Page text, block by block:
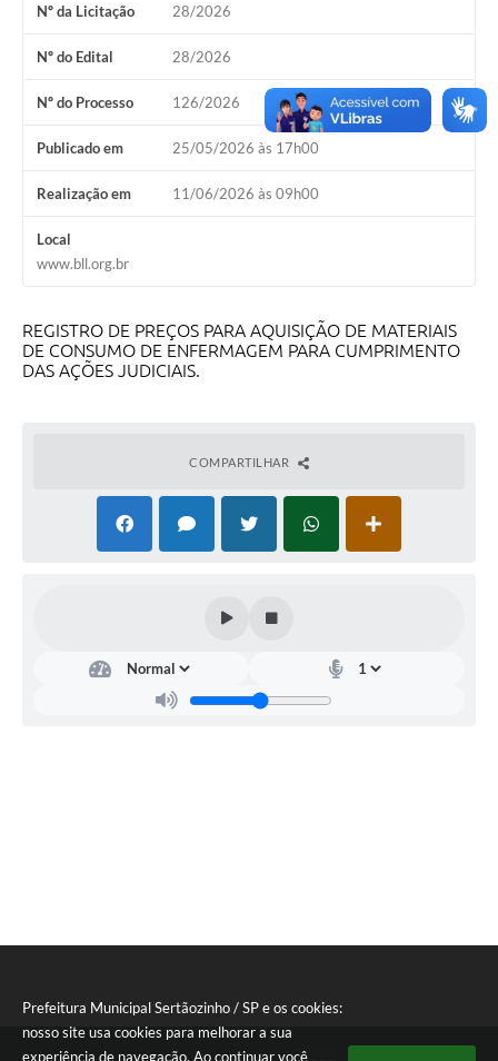
Prefeitura Municipal Sertãozinho / SP e os cookies:
nosso site usa cookies para melhorar a sua
experiência de navegação. Ao continuar você
Dados Epidemiológicos HIV em Sertãozinho
Arquivos para Download
Carta de Serviços
Galeria de Fotos
Galeria de Vídeos
Notícias
Ouvidoria
Sistema de Bibliotecas Públicas
Atribuição de Aulas
Cemitérios
Nº da Licitação 28/2026
Nº do Edital 28/2026
Nº do Processo 126/2026
Publicado em 25/05/2026 às 17h00
Realização em 11/06/2026 às 09h00
Local
www.bll.org.br
REGISTRO DE PREÇOS PARA AQUISIÇÃO DE MATERIAIS
DE CONSUMO DE ENFERMAGEM PARA CUMPRIMENTO
DAS AÇÕES JUDICIAIS.
COMPARTILHAR